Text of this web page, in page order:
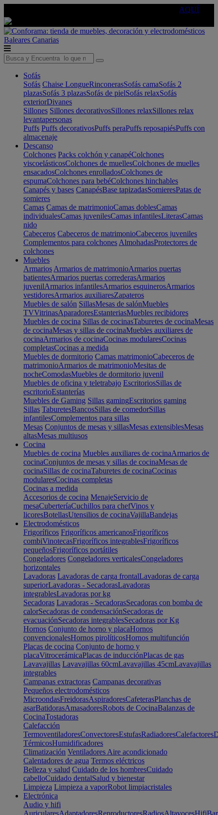
AQUÍ
Baleares Canarias
Sofás
Sofás Chaise LongueRinconerasSofás camaSofás 2
plazasSofás 3 plazasSofás de pielSofás relaxSofás
exteriorDivanes
Sillones Sillones decorativosSillones relaxSillones relax
levantapersonas
Puffs Puffs decorativosPuffs peraPuffs reposapiésPuffs con
almacenaje
Descanso
Colchones Packs colchón y canapéColchones
viscoelásticosColchones de muellesColchones de muelles
ensacadosColchones enrolladosColchones de
espumaColchones para bebéColchones hinchables
Canapés y bases CanapésBase tapizadasSomieresPatas de
somieres
Camas Camas de matrimonioCamas doblesCamas
individualesCamas juvenilesCamas infantilesLiterasCamas
nido
Cabeceros Cabeceros de matrimonioCabeceros juveniles
Complementos para colchones AlmohadasProtectores de
colchones
Muebles
Armarios Armarios de matrimonioArmarios puertas
batientesArmarios puertas correderasArmarios
juvenilArmarios infantilesArmarios esquinerosArmarios
vestidoresArmarios auxiliaresZapateros
Muebles de salón SillasMesas de salónMuebles
TVVitrinasAparadoresEstanteriasMuebles recibidores
Muebles de cocina Sillas de cocinasTaburetes de cocinaMesas
de cocinaMesas y sillas de cocinaMuebles auxiliares de
cocinaArmarios de cocinaCocinas modularesCocinas
completasCocinas a medida
Muebles de dormitorio Camas matrimonioCabeceros de
matrimonioArmarios de matrimonioMesitas de
nocheComodasMuebles de dormitorio juvenil
Muebles de oficina y teletrabajo EscritoriosSillas de
escritorioEstanterías
Muebles de Gaming Sillas gamingEscritorios gaming
Sillas TaburetesBancosSillas de comedorSillas
infantilesComplementos para sillas
Mesas Conjuntos de mesas y sillasMesas extensiblesMesas
altasMesas multiusos
Cocina
Muebles de cocina Muebles auxiliares de cocinaArmarios de
cocinaConjuntos de mesas y sillas de cocinaMesas de
cocinaSillas de cocinaTaburetes de cocinaCocinas
modularesCocinas completas
Cocinas a medida
Accesorios de cocina MenajeServicio de
mesaCuberteríaCuchillos para chefVinos y
licoresBotellasUtensilios de cocinaVajillaBandejas
Electrodomésticos
Frigoríficos Frigoríficos americanosFrigoríficos
combiVinotecasFrigoríficos integrablesFrigoríficos
pequeñosFrigoríficos portátiles
Congeladores Congeladores verticalesCongeladores
horizontales
Lavadoras Lavadoras de carga frontalLavadoras de carga
superiorLavadoras - SecadorasLavadoras
integrablesLavadoras por kg
Secadoras Lavadoras - SecadorasSecadoras con bomba de
calorSecadoras de condensaciónSecadoras de
evacuaciónSecadoras integrablesSecadoras por Kg
Hornos Conjunto de horno y placaHornos
convencionalesHornos pirolíticosHornos multifunción
Placas de cocina Conjunto de horno y
placaVitrocerámicaPlacas de inducciónPlacas de gas
Lavavajillas Lavavajillas 60cmLavavajillas 45cmLavavajillas
integrables
Campanas extractoras Campanas decorativas
Pequeños electrodomésticos
MicroondasFreidorasAspiradoresCafeterasPlanchas de
asarBatidorasAmasadoresRobots de CocinaBalanzas de
CocinaTostadoras
Calefacción
TermoventiladoresConvectoresEstufasRadiadoresCalefactores
TérmicosHumidificadores
Climatización Ventiladores Aire acondicionado
Calentadores de agua Termos eléctricos
Belleza y salud Cuidado de los hombresCuidado
cabelloCuidado dentalSalud y bienestar
Limpieza Limpieza a vaporRobot limpiacristales
Electrónica
Audio y hifi
AuricularesAdaptadoresReproductoresRadiosAltavocesHifi